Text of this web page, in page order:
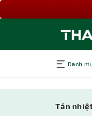
Danh
Tản nhiệt